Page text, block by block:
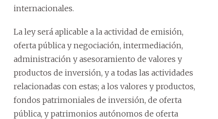
internacionales.
La ley será aplicable a la actividad de emisión,
oferta pública y negociación, intermediación,
administración y asesoramiento de valores y
productos de inversión, y a todas las actividades
relacionadas con estas; a los valores y productos,
fondos patrimoniales de inversión, de oferta
pública, y patrimonios autónomos de oferta